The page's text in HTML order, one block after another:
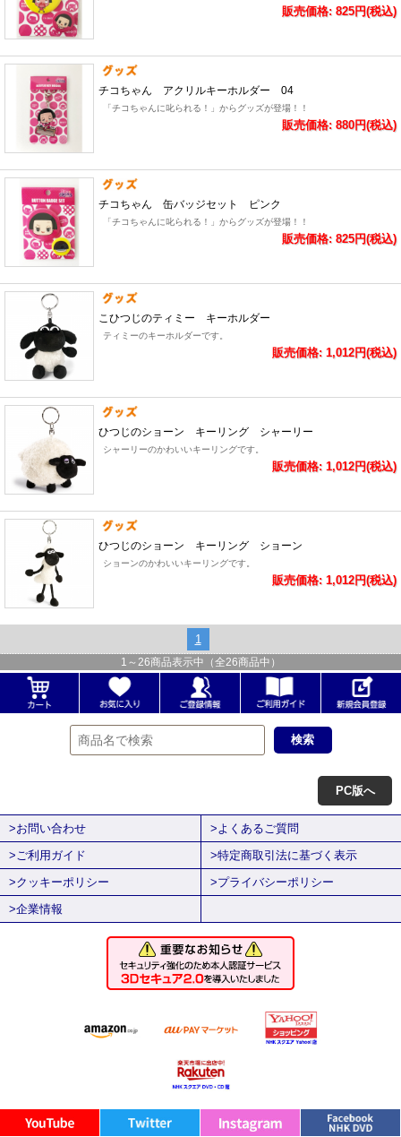
販売価格: 825円(税込)
チコちゃん アクリルキーホルダー 04
「チコちゃんに叱られる！」からグッズが登場！！
販売価格: 880円(税込)
チコちゃん 缶バッジセット ピンク
「チコちゃんに叱られる！」からグッズが登場！！
販売価格: 825円(税込)
こひつじのティミー キーホルダー
ティミーのキーホルダーです。
販売価格: 1,012円(税込)
ひつじのショーン キーリング シャーリー
シャーリーのかわいいキーリングです。
販売価格: 1,012円(税込)
ひつじのショーン キーリング ショーン
ショーンのかわいいキーリングです。
販売価格: 1,012円(税込)
1
1 ～ 26商品表示中（全26商品中）
PC版へ
>お問い合わせ
>よくあるご質問
>ご利用ガイド
>特定商取引法に基づく表示
>クッキーポリシー
>プライバシーポリシー
>企業情報